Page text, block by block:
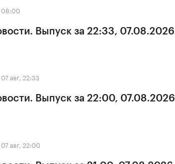
08:00
Выпуск за 22:33, 07.08.2026
07 авг, 22:33
Выпуск за 22:00, 07.08.2026
07 авг, 22:00